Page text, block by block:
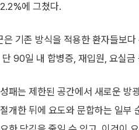
에 그쳤다.
은 기존 방식을 적용한 환자들보
90일 내 합병증, 재입원, 요실
패는 제한된 공간에서 새로운 방
개한 뒤에 요도와 문합하는 일